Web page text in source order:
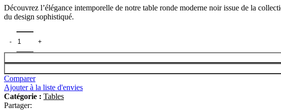
Découvrez l’élégance intemporelle de notre table ronde moderne noir issue de la
du design sophistiqué.
Comparer
Ajouter à la liste d'envies
Catégorie : Tables
Partager: